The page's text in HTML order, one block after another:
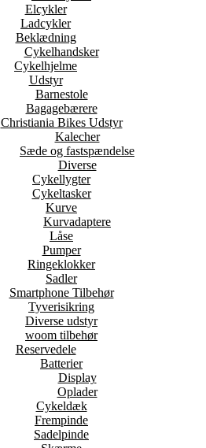
Elcykler
Ladcykler
Beklædning
Cykelhandsker
Cykelhjelme
Udstyr
Barnestole
Bagagebærere
Christiania Bikes Udstyr
Kalecher
Sæde og fastspændelse
Diverse
Cykellygter
Cykeltasker
Kurve
Kurvadaptere
Låse
Pumper
Ringeklokker
Sadler
Smartphone Tilbehør
Tyverisikring
Diverse udstyr
woom tilbehør
Reservedele
Batterier
Display
Oplader
Cykeldæk
Frempinde
Sadelpinde